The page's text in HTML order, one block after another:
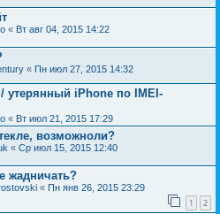
« Вт авг 04, 2015 14:22
« Пн июл 27, 2015 14:32
утерянный iPhone по IMEI-
« Вт июл 21, 2015 17:29
возможноли?
« Ср июл 15, 2015 12:40
жадничать?
« Пн янв 26, 2015 23:29
1 2